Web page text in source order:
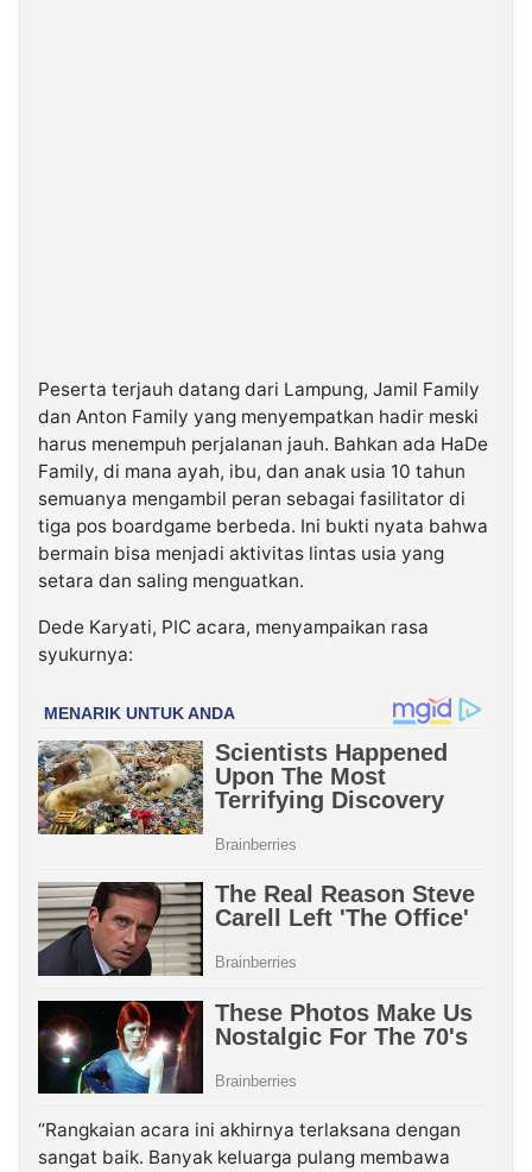
Peserta terjauh datang dari Lampung, Jamil Family
dan Anton Family yang menyempatkan hadir meski
harus menempuh perjalanan jauh. Bahkan ada HaDe
Family, di mana ayah, ibu, dan anak usia 10 tahun
semuanya mengambil peran sebagai fasilitator di
tiga pos boardgame berbeda. Ini bukti nyata bahwa
bermain bisa menjadi aktivitas lintas usia yang
setara dan saling menguatkan.
Dede Karyati, PIC acara, menyampaikan rasa
syukurnya:
“Rangkaian acara ini akhirnya terlaksana dengan
sangat baik. Banyak keluarga pulang membawa